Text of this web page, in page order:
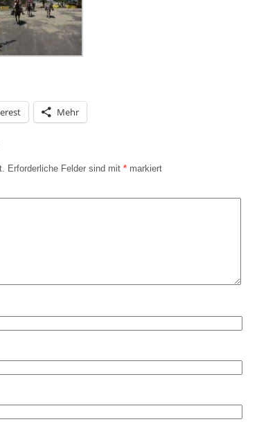
Mehr
Erforderliche Felder sind mit * markiert